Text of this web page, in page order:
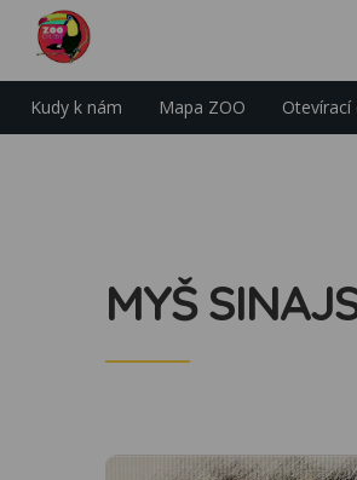
Kudy k nám Mapa ZOO Otevírací
MYŠ